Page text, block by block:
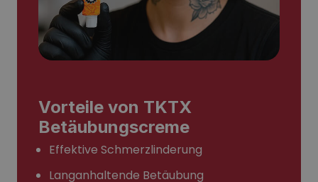
Vorteile von TKTX
Betäubungscreme
Effektive Schmerzlinderung
Langanhaltende Betäubung